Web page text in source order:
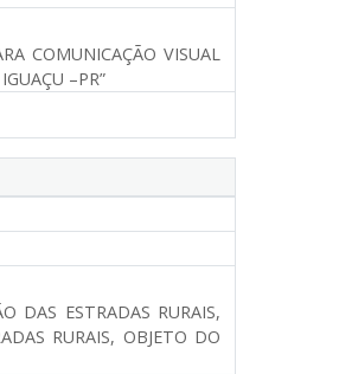
COMUNICAÇÃO VISUAL
–PR”
DAS ESTRADAS RURAIS,
RURAIS, OBJETO DO